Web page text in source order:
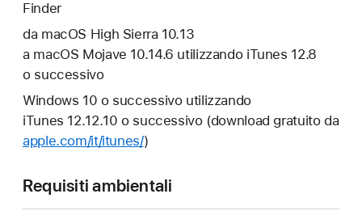
Finder
da macOS High Sierra 10.13
a macOS Mojave 10.14.6 utilizzando iTunes 12.8
o successivo
Windows 10 o successivo utilizzando
iTunes 12.12.10 o successivo (download gratuito da
apple.com/it/itunes/)
Requisiti ambientali